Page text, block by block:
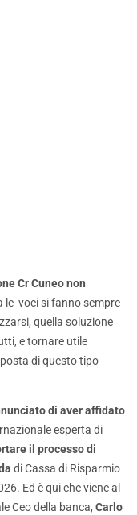
Cr Cuneo non
le voci si fanno sempre
quella soluzione
e tornare utile
di questo tipo
di aver affidato
esperta di
il processo di
di Cassa di Risparmio
Ed è qui che viene al
Ceo della banca, Carlo